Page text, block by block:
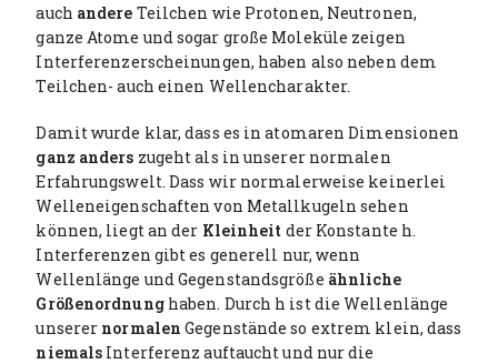
auch andere Teilchen wie Protonen, Neutronen,
ganze Atome und sogar große Moleküle zeigen
Interferenzerscheinungen, haben also neben dem
Teilchen- auch einen Wellencharakter.
Damit wurde klar, dass es in atomaren Dimensionen
ganz anders zugeht als in unserer normalen
Erfahrungswelt. Dass wir normalerweise keinerlei
Welleneigenschaften von Metallkugeln sehen
können, liegt an der Kleinheit der Konstante h.
Interferenzen gibt es generell nur, wenn
Wellenlänge und Gegenstandsgröße ähnliche
Größenordnung haben. Durch h ist die Wellenlänge
unserer normalenGegenstände so extrem klein, dass
niemals Interferenz auftaucht und nur die